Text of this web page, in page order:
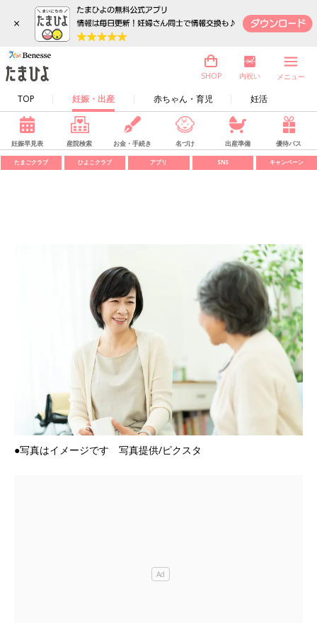
×
TOP 妊娠・出産 赤ちゃん・育児 妊活
SHOP 内祝い メニュー
妊娠早見表 産院検索 お金・手続き 名づけ 出産準備 優待パス
たまごクラブ ひよこクラブ アプリ SNS キャンペーン
●写真はイメージです 写真提供/ピクスタ